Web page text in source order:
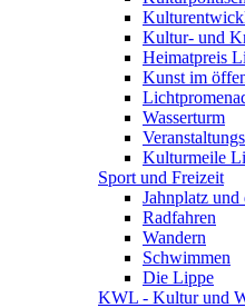
Kultur- und
Heimatpreis
Kunst im
Wasserturm
Kulturmeile
Sport und Freizeit
Jahnplatz
Radfahren
Wandern
Schwimmen
Die Lippe
KWL - Kultur und